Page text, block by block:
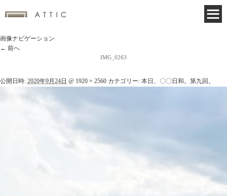
画像ナビゲーション
← 前へ
IMG_0263
公開日時: 2020年9月24日 @ 1920 × 2560 カテゴリー: 本日、〇〇日和。第九回。